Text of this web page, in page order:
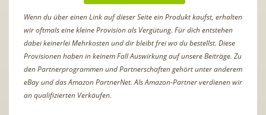
Wenn du über einen Link auf dieser Seite ein Produkt kaufst, erhalten
wir oftmals eine kleine Provision als Vergütung. Für dich entstehen
dabei keinerlei Mehrkosten und dir bleibt frei wo du bestellst. Diese
Provisionen haben in keinem Fall Auswirkung auf unsere Beiträge. Zu
den Partnerprogrammen und Partnerschaften gehört unter anderem
eBay und das Amazon PartnerNet. Als Amazon-Partner verdienen wir
an qualifizierten Verkäufen.